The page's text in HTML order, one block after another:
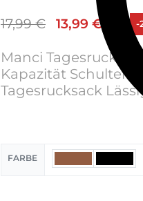
17,99€ 13,99 € -
Manci
Kapazität
Tagesrucksack
FARBE